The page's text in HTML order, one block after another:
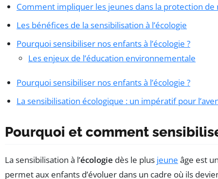
Comment impliquer les jeunes dans la protection de
Les bénéfices de la sensibilisation à l’écologie
Pourquoi sensibiliser nos enfants à l’écologie ?
Les enjeux de l’éducation environnementale
Pourquoi sensibiliser nos enfants à l’écologie ?
La sensibilisation écologique : un impératif pour
Pourquoi et comment
La sensibilisation à l’écologie dès le plus jeune âge est
permet aux enfants d’évoluer dans un cadre où ils